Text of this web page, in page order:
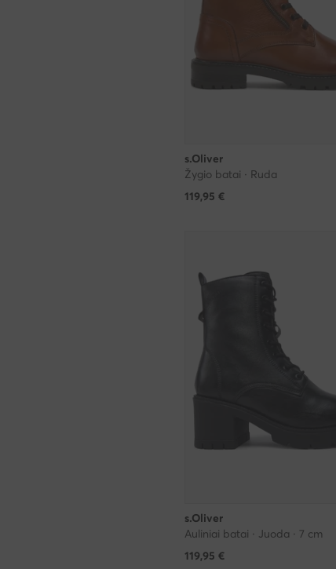
s.Oliver
Žygio batai · Ruda
119,95 €
s.Oliver
Auliniai batai · Juoda · 7 cm
119,95 €